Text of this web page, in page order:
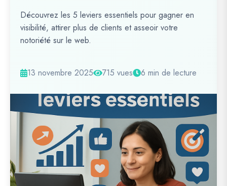
Découvrez les 5 leviers essentiels pour gagner en
visibilité, attirer plus de clients et asseoir votre
notoriété sur le web.
13 novembre 2025 715 vues 6 min de lecture